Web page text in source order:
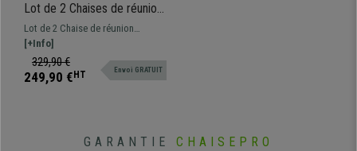
Lot de 2 Chaises de réunion
GOLIATH, Structure
Métallique, Grand
Rembourrage et Design
élégant, Cuir Blanc
Lot de 2 Chaise de réunion
GOLIATH. Assise et dossier
commodes avec un grand
rembourrage et revêtement en cuir
[+Info]
329,90 €
249,90 € HT Envoi GRATUIT
GARANTIE CHAISEPRO